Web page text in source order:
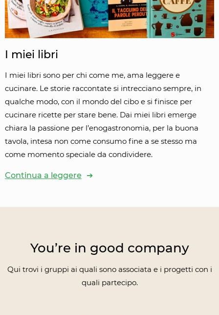
I miei libri
I miei libri sono per chi come me, ama leggere e
cucinare. Le storie raccontate si intrecciano sempre, in
qualche modo, con il mondo del cibo e si finisce per
cucinare ricette per stare bene. Dai miei libri emerge
chiara la passione per l’enogastronomia, per la buona
tavola, intesa non come consumo fine a se stesso ma
come momento speciale da condividere.
Continua a leggere
You’re in good company
Qui trovi i gruppi ai quali sono associata e i progetti con i
quali partecipo.